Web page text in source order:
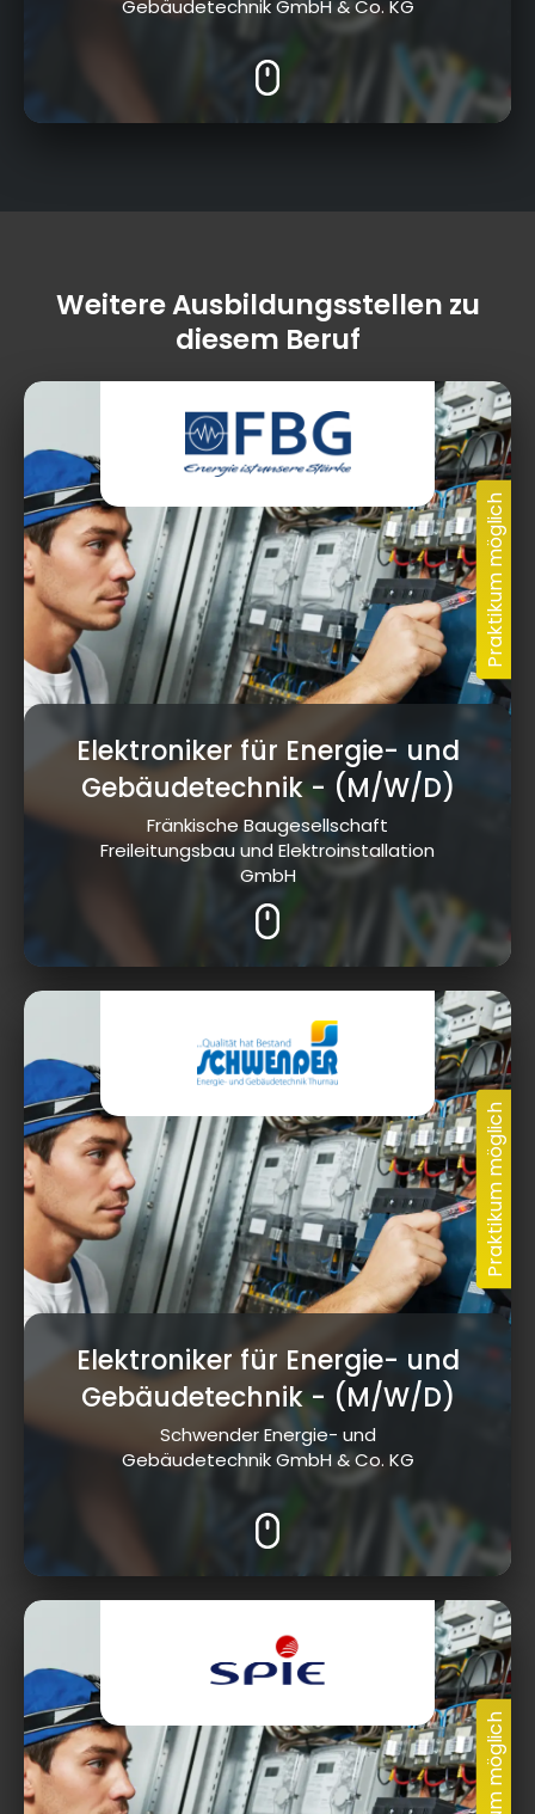
Gebäudetechnik GmbH & Co. KG
Weitere Ausbildungsstellen zu
diesem Beruf
Elektroniker für Energie- und
Gebäudetechnik- (M/W/D)
Fränkische Baugesellschaft
Freileitungsbau und Elektroinstallation
GmbH
Elektroniker für Energie- und
Gebäudetechnik- (M/W/D)
Schwender Energie- und
Gebäudetechnik GmbH & Co. KG